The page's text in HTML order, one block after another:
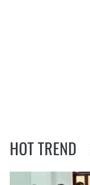
HOT TREND